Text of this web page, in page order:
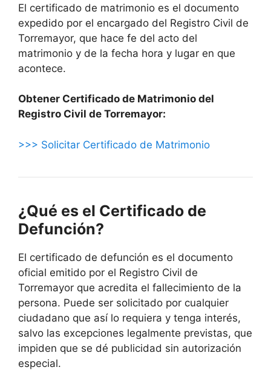
El certificado de matrimonio es el documento
expedido por el encargado del Registro Civil de
Torremayor, que hace fe del acto del
matrimonio y de la fecha hora y lugar en que
acontece.
Obtener Certificado de Matrimonio del
Registro Civil de Torremayor:
>>> Solicitar Certificado de Matrimonio
¿Qué es el Certificado de
Defunción?
El certificado de defunción es el documento
oficial emitido por el Registro Civil de
Torremayor que acredita el fallecimiento de la
persona. Puede ser solicitado por cualquier
ciudadano que así lo requiera y tenga interés,
salvo las excepciones legalmente previstas, que
impiden que se dé publicidad sin autorización
especial.